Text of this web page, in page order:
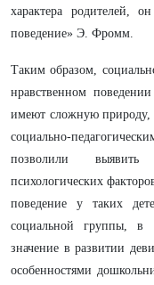
характера родителей,
поведение» Э. Фромм.
Таким образом,
нравственном
имеют сложную природу,
социально-
позволили
психологических
поведение у таких
социальной группы, в
значение в развитии
особенностями